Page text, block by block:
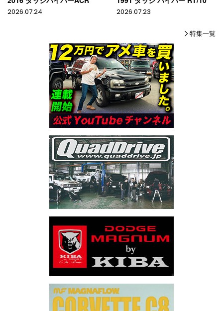
2026.07.24 2026.07.23
特集一覧